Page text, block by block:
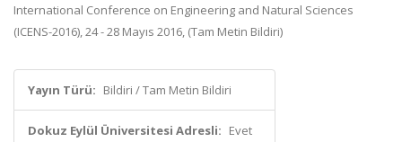
International Conference on Engineering and Natural Sciences
(ICENS-2016), 24 - 28 Mayıs 2016, (Tam Metin Bildiri)
Yayın Türü: Bildiri / Tam Metin Bildiri
Dokuz Eylül Üniversitesi Adresli: Evet